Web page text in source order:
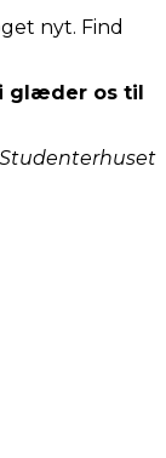
nyt. Find
glæder os til
Studenterhuset